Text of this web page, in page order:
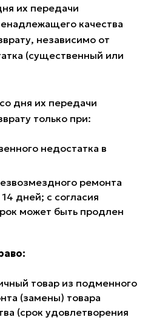
их передачи
качества
независимо от
(существенный или
дня их передачи
только при:
недостатка в
ремонта
дней; с согласия
может быть продлен
товар из подменного
(замены) товара
(срок удовлетворения